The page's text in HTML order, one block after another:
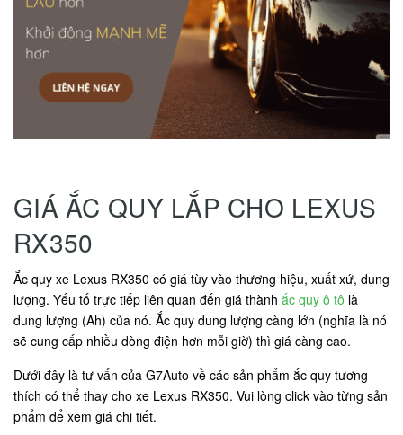
GIÁ ẮC QUY LẮP CHO LEXUS
RX350
Ắc quy xe Lexus RX350 có giá tùy vào thương hiệu, xuất xứ, dung
lượng. Yếu tố trực tiếp liên quan đến giá thành ắc quy ô tô là
dung lượng (Ah) của nó. Ắc quy dung lượng càng lớn (nghĩa là nó
sẽ cung cấp nhiều dòng điện hơn mỗi giờ) thì giá càng cao.
Dưới đây là tư vấn của G7Auto về các sản phẩm ắc quy tương
thích có thể thay cho xe Lexus RX350. Vui lòng click vào từng sản
phẩm để xem giá chi tiết.